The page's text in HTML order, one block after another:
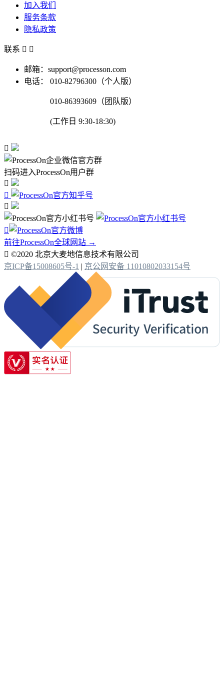
加入我们
服务条款
隐私政策
联系  
邮箱：support@processon.com
电话：
010-82796300（个人版）
010-86393609（团队版）
(工作日 9:30-18:30)

扫码进入ProcessOn用户群




前往ProcessOn全球网站 →
 ©2020 北京大麦地信息技术有限公司
京ICP备15008605号-1 | 京公网安备 11010802033154号